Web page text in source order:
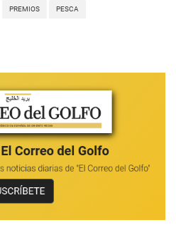
PREMIOS PESCA